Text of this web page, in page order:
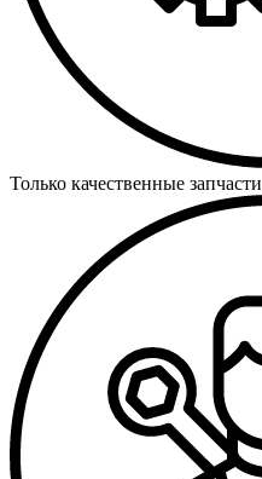
Только качественные запчасти